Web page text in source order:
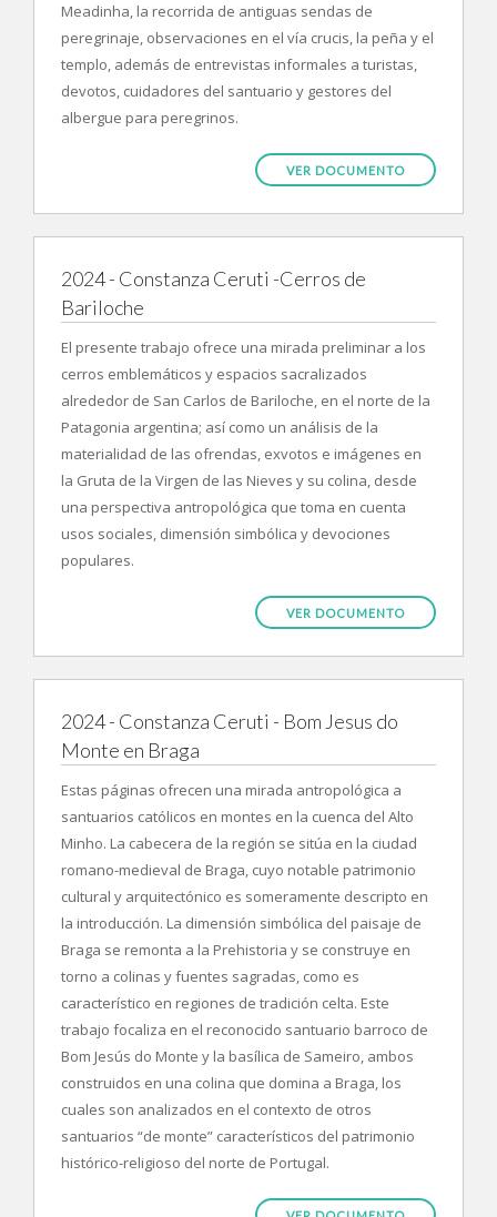
Meadinha, la recorrida de antiguas sendas de
peregrinaje, observaciones en el vía crucis, la peña y el
templo, además de entrevistas informales a turistas,
devotos, cuidadores del santuario y gestores del
albergue para peregrinos.
VER DOCUMENTO
2024 - Constanza Ceruti -Cerros de
Bariloche
El presente trabajo ofrece una mirada preliminar a los
cerros emblemáticos y espacios sacralizados
alrededor de San Carlos de Bariloche, en el norte de la
Patagonia argentina; así como un análisis de la
materialidad de las ofrendas, exvotos e imágenes en
la Gruta de la Virgen de las Nieves y su colina, desde
una perspectiva antropológica que toma en cuenta
usos sociales, dimensión simbólica y devociones
populares.
VER DOCUMENTO
2024 - Constanza Ceruti - Bom Jesus do
Monte en Braga
Estas páginas ofrecen una mirada antropológica a
santuarios católicos en montes en la cuenca del Alto
Minho. La cabecera de la región se sitúa en la ciudad
romano-medieval de Braga, cuyo notable patrimonio
cultural y arquitectónico es someramente descripto en
la introducción. La dimensión simbólica del paisaje de
Braga se remonta a la Prehistoria y se construye en
torno a colinas y fuentes sagradas, como es
característico en regiones de tradición celta. Este
trabajo focaliza en el reconocido santuario barroco de
Bom Jesús do Monte y la basílica de Sameiro, ambos
construidos en una colina que domina a Braga, los
cuales son analizados en el contexto de otros
santuarios “de monte” característicos del patrimonio
histórico-religioso del norte de Portugal.